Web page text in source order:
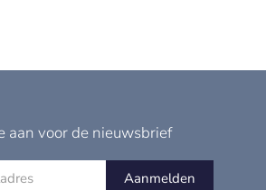
aan voor de nieuwsbrief
Aanmelden